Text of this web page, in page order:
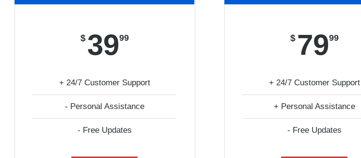
$ 3999
+ 24/7 Customer Support
- Personal Assistance
- Free Updates
$ 7999
+ 24/7 Customer Support
+ Personal Assistance
- Free Updates